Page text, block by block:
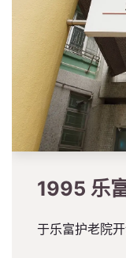
1995 乐
于乐富护老院